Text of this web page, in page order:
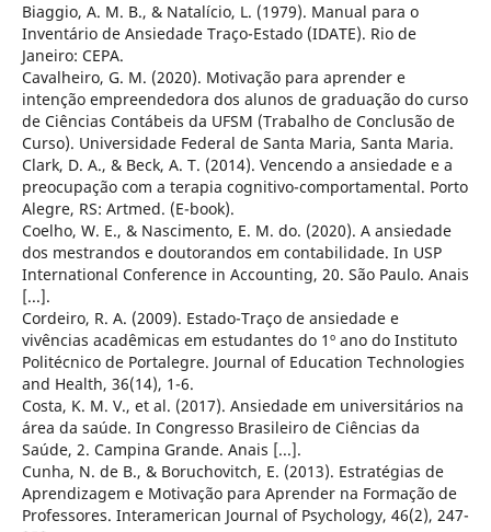
Biaggio, A. M. B., & Natalício, L. (1979). Manual para o
Inventário de Ansiedade Traço-Estado (IDATE). Rio de
Janeiro: CEPA.
Cavalheiro, G. M. (2020). Motivação para aprender e
intenção empreendedora dos alunos de graduação do curso
de Ciências Contábeis da UFSM (Trabalho de Conclusão de
Curso). Universidade Federal de Santa Maria, Santa Maria.
Clark, D. A., & Beck, A. T. (2014). Vencendo a ansiedade e a
preocupação com a terapia cognitivo-comportamental. Porto
Alegre, RS: Artmed. (E-book).
Coelho, W. E., & Nascimento, E. M. do. (2020). A ansiedade
dos mestrandos e doutorandos em contabilidade. In USP
International Conference in Accounting, 20. São Paulo. Anais
[...].
Cordeiro, R. A. (2009). Estado-Traço de ansiedade e
vivências acadêmicas em estudantes do 1º ano do Instituto
Politécnico de Portalegre. Journal of Education Technologies
and Health, 36(14), 1-6.
Costa, K. M. V., et al. (2017). Ansiedade em universitários na
área da saúde. In Congresso Brasileiro de Ciências da
Saúde, 2. Campina Grande. Anais [...].
Cunha, N. de B., & Boruchovitch, E. (2013). Estratégias de
Aprendizagem e Motivação para Aprender na Formação de
Professores. Interamerican Journal of Psychology, 46(2), 247-